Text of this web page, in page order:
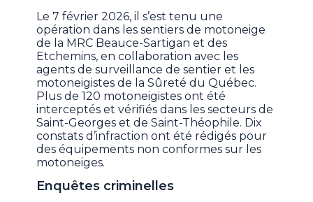
Le 7 février 2026, il s’est tenu une
opération dans les sentiers de motoneige
de la MRC Beauce-Sartigan et des
Etchemins, en collaboration avec les
agents de surveillance de sentier et les
motoneigistes de la Sûreté du Québec.
Plus de 120 motoneigistes ont été
interceptés et vérifiés dans les secteurs de
Saint-Georges et de Saint-Théophile. Dix
constats d’infraction ont été rédigés pour
des équipements non conformes sur les
motoneiges.
Enquêtes criminelles